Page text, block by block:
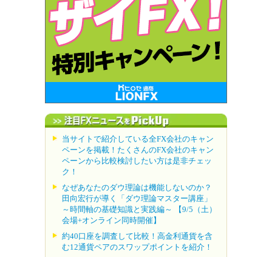
当サイトで紹介している全FX会社のキャン
ペーンを掲載！たくさんのFX会社のキャン
ペーンから比較検討したい方は是非チェッ
ク！
なぜあなたのダウ理論は機能しないのか？
田向宏行が導く「ダウ理論マスター講座」
～時間軸の基礎知識と実践編～ 【9/5（土）
会場+オンライン同時開催】
約40口座を調査して比較！高金利通貨を含
む12通貨ペアのスワップポイントを紹介！